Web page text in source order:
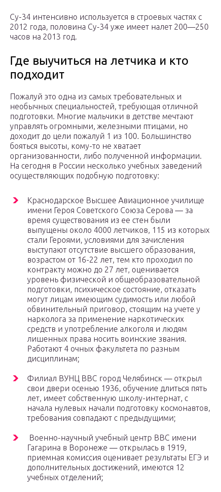
Су-34 интенсивно используется в строевых частях с
2012 года, половина Су-34 уже имеет налет 200—250
часов на 2013 год.
Где выучиться на летчика и кто
подходит
Пожалуй это одна из самых требовательных и
необычных специальностей, требующая отличной
подготовки. Многие мальчики в детстве мечтают
управлять огромными, железными птицами, но
доходит до цели пожалуй 1 из 100. Большинство
бояться высоты, кому-то не хватает
организованности, либо полученной информации.
На сегодня в России несколько учебных заведений
осуществляющих подобную подготовку:
Краснодарское Высшее Авиационное училище
имени Героя Советского Союза Серова ― за
время существования из ее стен были
выпущены около 4000 летчиков, 115 из которых
стали Героями, условиями для зачисления
выступают отсутствие высшего образования,
возрастом от 16-22 лет, тем кто проходил по
контракту можно до 27 лет, оценивается
уровень физической и общеобразовательной
подготовки, психическое состояние, отказать
могут лицам имеющим судимость или любой
обвинительный приговор, стоящим на учете у
нарколога за применение наркотических
средств и употребление алкоголя и людям
лишенных права носить воинские звания.
Работают 4 очных факультета по разным
дисциплинам;
Филиал ВУНЦ ВВС город Челябинск ― открыл
свои двери осенью 1936, обучение длиться пять
лет, имеет собственную школу-интернат, с
начала нулевых начали подготовку космонавтов,
требования совпадают с предыдущими;
Военно-научный учебный центр ВВС имени
Гагарина в Воронеже ― открылась в 1919,
приемная комиссия оценивает результаты ЕГЭ и
дополнительных достижений, имеются 12
учебных отделений;